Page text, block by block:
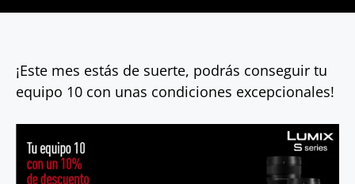
¡Este mes estás de suerte, podrás conseguir tu
equipo 10 con unas condiciones excepcionales!